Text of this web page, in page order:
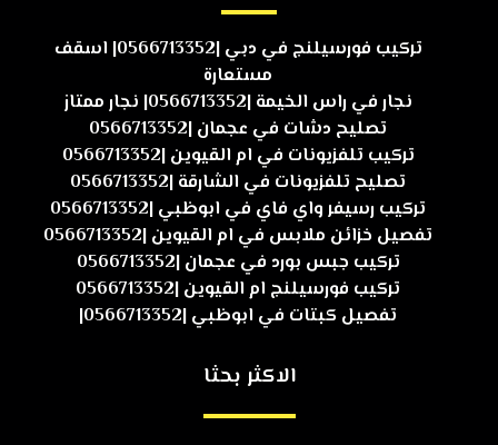
تركيب فورسيلنج في دبي |0566713352| اسقف
مستعارة
نجار في راس الخيمة |0566713352| نجار ممتاز
تصليح دشات في عجمان |0566713352
تركيب تلفزيونات في ام القيوين |0566713352
تصليح تلفزيونات في الشارقة |0566713352
تركيب رسيفر واي فاي في ابوظبي |0566713352
تفصيل خزائن ملابس في ام القيوين |0566713352
تركيب جبس بورد في عجمان |0566713352
تركيب فورسيلنج ام القيوين |0566713352
تفصيل كبتات في ابوظبي |0566713352|
الاكثر بحثا